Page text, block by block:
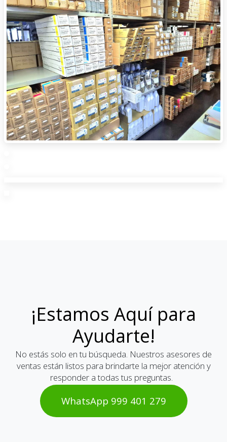
¡Estamos Aquí para
Ayudarte!
No estás solo en tu búsqueda. Nuestros asesores de
ventas están listos para brindarte la mejor atención y
responder a todas tus preguntas.
WhatsAp​​​​p 999 401 2​​79